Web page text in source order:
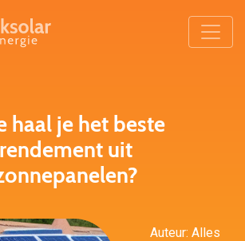
haal je het beste
rendement uit
Auteur: Alles